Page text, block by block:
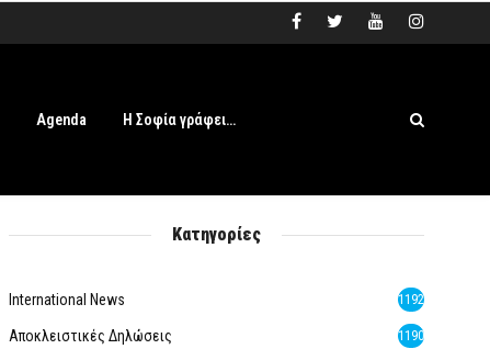
Agenda Η Σοφία γράφει…
Κατηγορίες
International News 1192
Αποκλειστικές Δηλώσεις 1190